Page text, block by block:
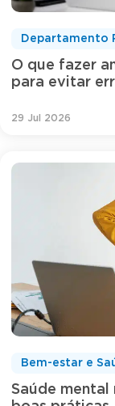
O que fazer
para evitar
Departamento
29 Jul 2026
Saúde mental
Bem-estar e